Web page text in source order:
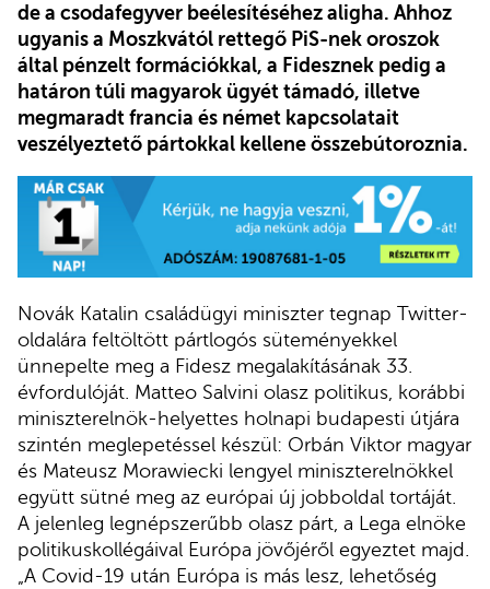
de a csodafegyver beélesítéséhez aligha. Ahhoz
ugyanis a Moszkvától rettegő PiS-nek oroszok
által pénzelt formációkkal, a Fidesznek pedig a
határon túli magyarok ügyét támadó, illetve
megmaradt francia és német kapcsolatait
veszélyeztető pártokkal kellene összebútoroznia.
Novák Katalin családügyi miniszter tegnap Twitter-
oldalára feltöltött pártlogós süteményekkel
ünnepelte meg a Fidesz megalakításának 33.
évfordulóját. Matteo Salvini olasz politikus, korábbi
miniszterelnök-helyettes holnapi budapesti útjára
szintén meglepetéssel készül: Orbán Viktor magyar
és Mateusz Morawiecki lengyel miniszterelnökkel
együtt sütné meg az európai új jobboldal tortáját.
A jelenleg legnépszerűbb olasz párt, a Lega elnöke
politikuskollégáival Európa jövőjéről egyeztet majd.
„A Covid-19 után Európa is más lesz, lehetőség